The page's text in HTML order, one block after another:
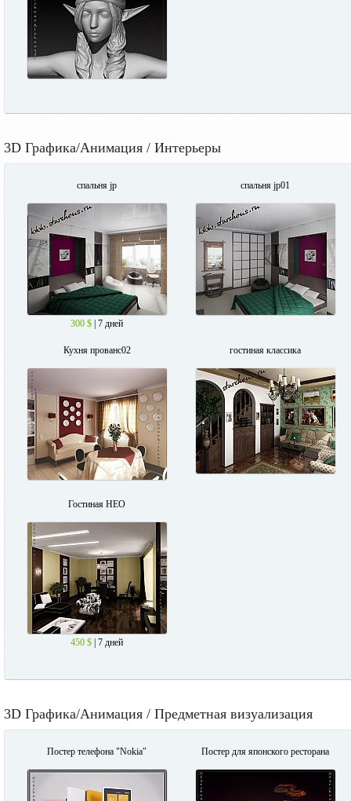
3D Графика/Анимация / Интерьеры
спальня jp
300 $ | 7 дней
спальня jp01
Кухня прованс02 гостиная классика
Гостиная НЕО
450 $ | 7 дней
3D Графика/Анимация / Предметная визуализация
Постер телефона "Nokia" Постер для японского ресторана